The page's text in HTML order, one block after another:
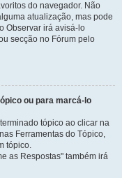
do navegador. Não
atualização, mas pode
Observar irá avisá-lo
secção no Fórum pelo
ou para marcá-lo
tópico ao clicar na
Ferramentas do Tópico,
tópico.
as Respostas" também irá